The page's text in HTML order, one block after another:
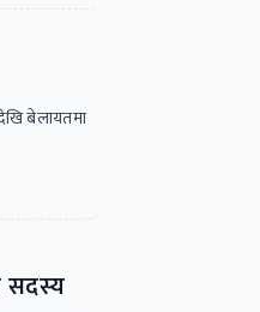
बेलायतमा
सदस्य